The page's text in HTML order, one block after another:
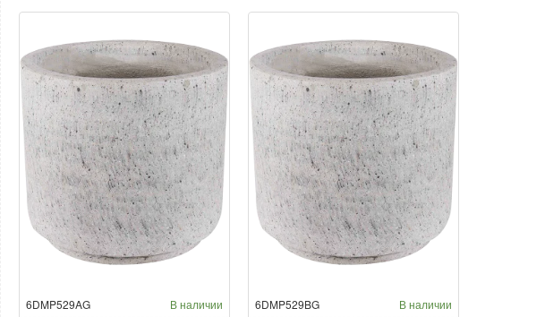
6DMP529AG В наличии 6DMP529BG В наличии